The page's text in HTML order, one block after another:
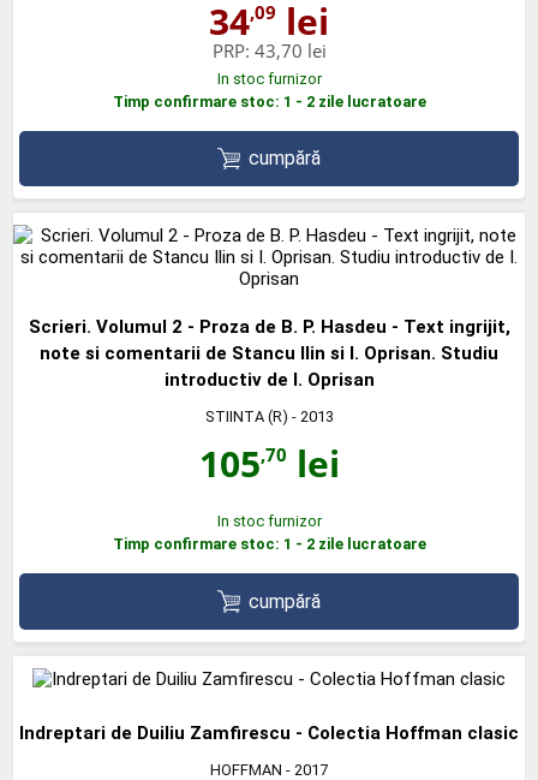
34,09 lei
PRP: 43,70 lei
In stoc furnizor
Timp confirmare stoc: 1 - 2 zile lucratoare
cumpără
Scrieri. Volumul 2 - Proza de B. P. Hasdeu - Text ingrijit,
note si comentarii de Stancu Ilin si I. Oprisan. Studiu
introductiv de I. Oprisan
STIINTA (R) - 2013
105,70 lei
In stoc furnizor
Timp confirmare stoc: 1 - 2 zile lucratoare
cumpără
Indreptari de Duiliu Zamfirescu - Colectia Hoffman clasic
HOFFMAN - 2017